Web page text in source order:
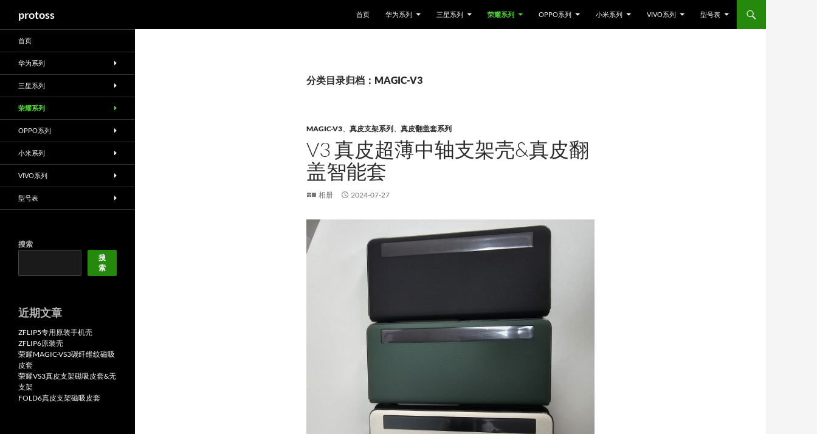
protoss
首页
华为系列 三星系列 荣耀系列 OPPO系列 小米系列 VIVO系列 型号表
分类目录归档：MAGIC-V3
MAGIC-V3、 真皮支架系列 、 真皮翻盖套系列
V3 真皮超薄中轴支架壳&真皮翻
盖智能套
相册 2024-07-27
首页
华为系列
三星系列
荣耀系列
OPPO系列
小米系列
VIVO系列
型号表
搜索
搜
索
近期文章
ZFLIP5专用原装手机壳
ZFLIP6原装壳
荣耀MAGIC-VS3碳纤维纹磁吸
皮套
荣耀VS3真皮支架磁吸皮套&无
支架
FOLD6真皮支架磁吸皮套